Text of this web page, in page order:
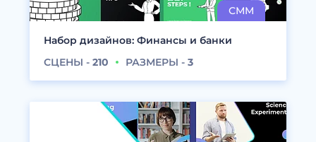
Набор дизайнов: Финансы и банки
СЦЕНЫ - 210 РАЗМЕРЫ - 3